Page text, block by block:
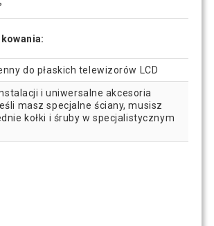
do płaskich telewizorów LCD
i uniwersalne akcesoria
masz specjalne ściany, musisz
kołki i śruby w specjalistycznym